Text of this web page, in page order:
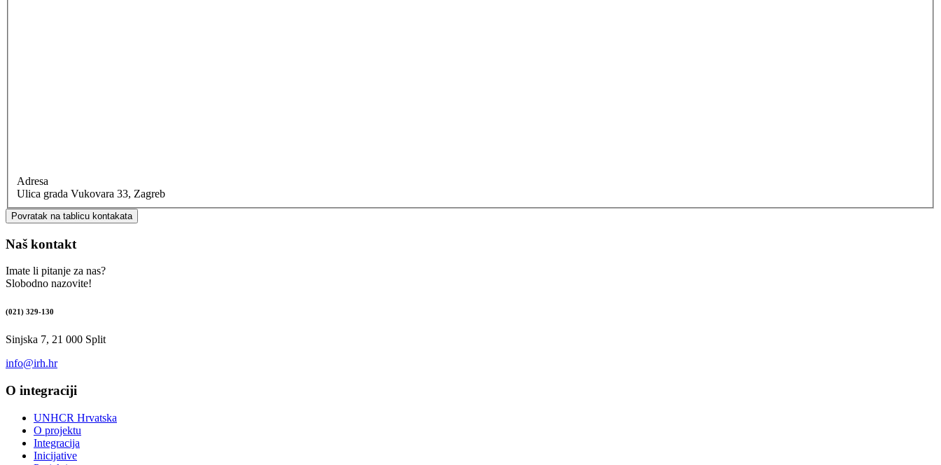
Adresa
Ulica grada Vukovara 33, Zagreb
Povratak na tablicu kontakata
Naš kontakt
Imate li pitanje za nas?
Slobodno nazovite!
(021) 329-130
Sinjska 7, 21 000 Split
info@irh.hr
O integraciji
UNHCR Hrvatska
O projektu
Integracija
Inicijative